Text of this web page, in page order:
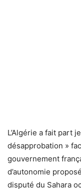
L’Algérie a fait part
désapprobation »
gouvernement
d’autonomie
disputé du Sahara